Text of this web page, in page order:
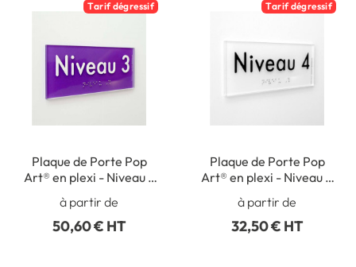
Tarif dégressif
Plaque de Porte Pop
Art® en plexi - Niveau 3
- Texte en relief - H70 x
L170 mm
à partir de
50,60 € HT
Tarif dégressif
Plaque de Porte Pop
Art® en plexi - Niveau 4
- Texte en relief - H70 x
L170 mm
à partir de
32,50 € HT